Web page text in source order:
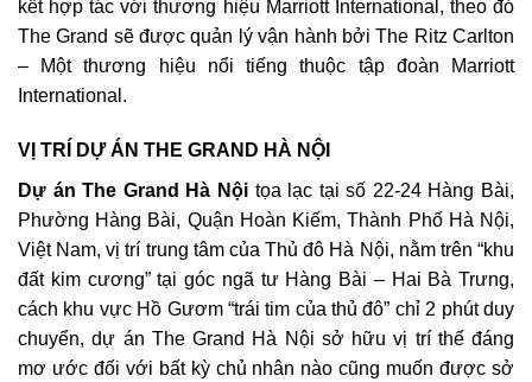
kết hợp tác với thương hiệu Marriott International, theo đó
The Grand sẽ được quản lý vận hành bởi The Ritz Carlton
– Một thương hiệu nổi tiếng thuộc tập đoàn Marriott
International.
VỊ TRÍ DỰ ÁN THE GRAND HÀ NỘI
Dự án The Grand Hà Nộitọa lạc tại số 22-24 Hàng Bài,
Phường Hàng Bài, Quận Hoàn Kiếm, Thành Phố Hà Nội,
Việt Nam, vị trí trung tâm của Thủ đô Hà Nội, nằm trên “khu
đất kim cương” tại góc ngã tư Hàng Bài – Hai Bà Trưng,
cách khu vực Hồ Gươm “trái tim của thủ đô” chỉ 2 phút duy
chuyển, dự án The Grand Hà Nội sở hữu vị trí thế đáng
mơ ước đối với bất kỳ chủ nhân nào cũng muốn được sở